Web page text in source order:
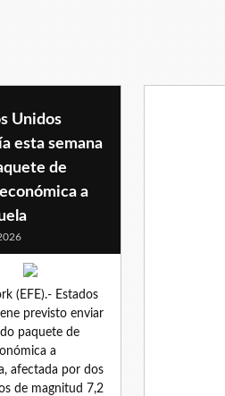
Unidos
esta semana
de
a
(EFE).- Estados
previsto enviar
paquete de
a
afectada por dos
de magnitud 7,2